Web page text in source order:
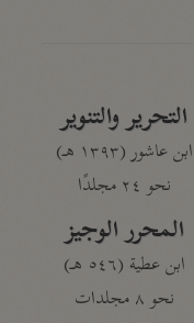
التحرير والتنوير
ابن عاشور (١٣٩٣ هـ)
نحو ٢٤ مجلدًا
المحرر الوجيز
ابن عطية (٥٤٦ هـ)
نحو ٨ مجلدات